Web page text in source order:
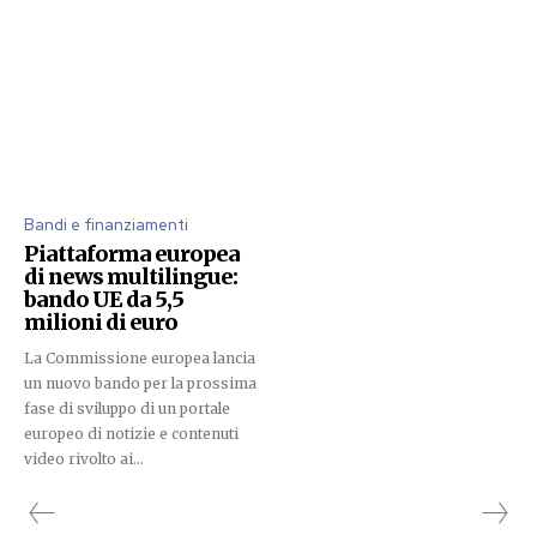
Bandi e finanziamenti
Piattaforma europea
di news multilingue:
bando UE da 5,5
milioni di euro
La Commissione europea lancia
un nuovo bando per la prossima
fase di sviluppo di un portale
europeo di notizie e contenuti
video rivolto ai...